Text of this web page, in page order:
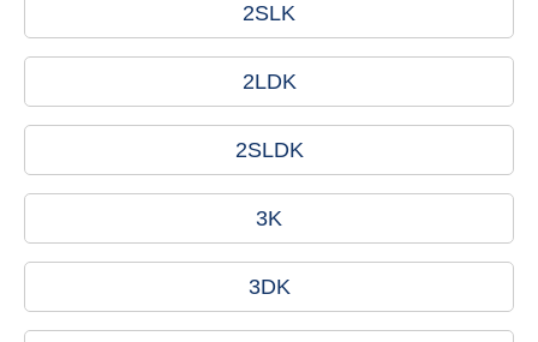
2SLK
2LDK
2SLDK
3K
3DK